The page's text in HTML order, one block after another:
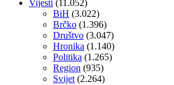
Vijesti (11.052)
BiH (3.022)
Brčko (1.396)
Društvo (3.047)
Hronika (1.140)
Politika (1.265)
Region (935)
Svijet (2.264)